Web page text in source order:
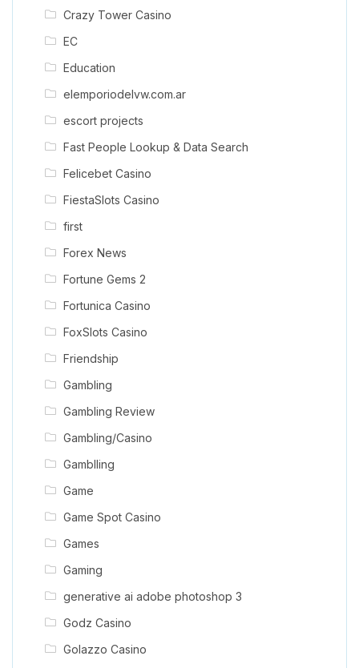
Crazy Tower Сasino
EC
Education
elemporiodelvw.com.ar
escort projects
Fast People Lookup & Data Search
Felicebet Casino
FiestaSlots Casino
first
Forex News
Fortune Gems 2
Fortunica Casino
FoxSlots Casino
Friendship
Gambling
Gambling Review
Gambling/Casino
Gamblling
Game
Game Spot Casino
Games
Gaming
generative ai adobe photoshop 3
Godz Casino
Golazzo Casino